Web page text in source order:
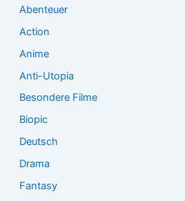
Abenteuer
Action
Anime
Anti-Utopia
Besondere Filme
Biopic
Deutsch
Drama
Fantasy